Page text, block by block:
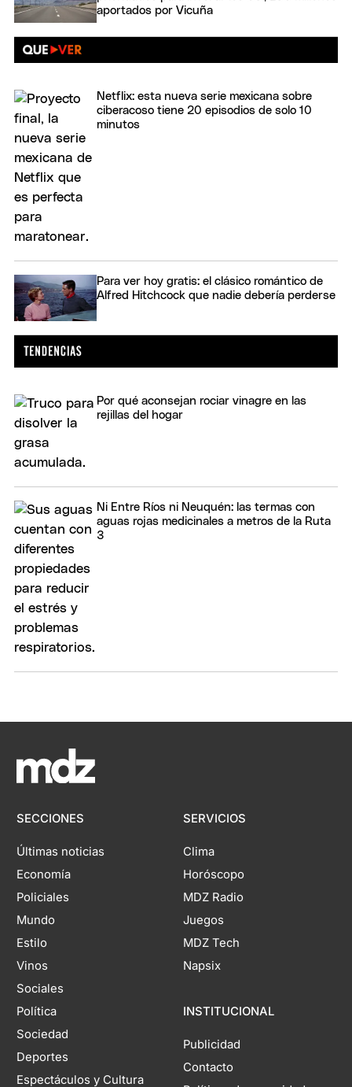
aportados por Vicuña
Netflix: esta nueva serie mexicana sobre
ciberacoso tiene 20 episodios de solo 10
minutos
Para ver hoy gratis: el clásico romántico de
Alfred Hitchcock que nadie debería perderse
Por qué aconsejan rociar vinagre en las
rejillas del hogar
Ni Entre Ríos ni Neuquén: las termas con
aguas rojas medicinales a metros de la Ruta
3
SECCIONES
Últimas noticias
Economía
Policiales
Mundo
Estilo
Vinos
Sociales
Política
Sociedad
Deportes
Espectáculos y Cultura
SERVICIOS
Clima
Horóscopo
MDZ Radio
Juegos
MDZ Tech
Napsix
INSTITUCIONAL
Publicidad
Contacto